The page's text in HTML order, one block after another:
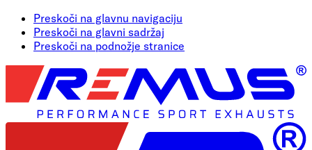
Preskoči na glavnu navigaciju
Preskoči na glavni sadržaj
Preskoči na podnožje stranice